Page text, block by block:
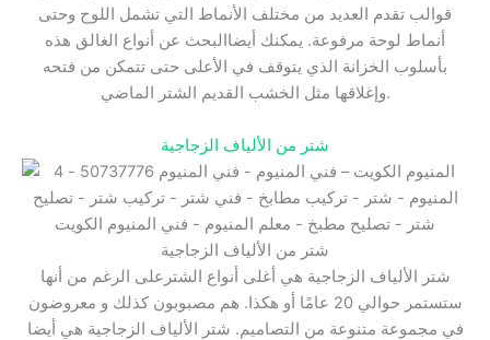
قوالب تقدم العديد من مختلف الأنماط التي تشمل اللوح وحتى
أنماط لوحة مرفوعة. يمكنك أيضاالبحث عن أنواع الغالق هذه
بأسلوب الخزانة الذي يتوقف في الأعلى حتى تتمكن من فتحه
وإغلاقها مثل الخشب القديم الشتر الماضي.
شتر من الألياف الزجاجية
شتر من الألياف الزجاجية
شتر الألياف الزجاجية هي أغلى أنواع الشترعلى الرغم من أنها
ستستمر حوالي 20 عامًا أو هكذا. هم مصبوبون كذلك و معروضون
في مجموعة متنوعة من التصاميم. شتر الألياف الزجاجية هي أيضا